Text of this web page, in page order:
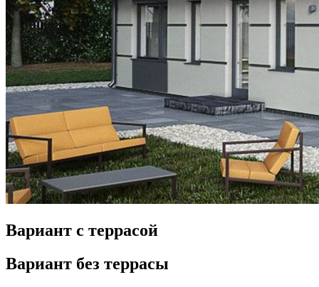
Вариант с террасой
Вариант без террасы